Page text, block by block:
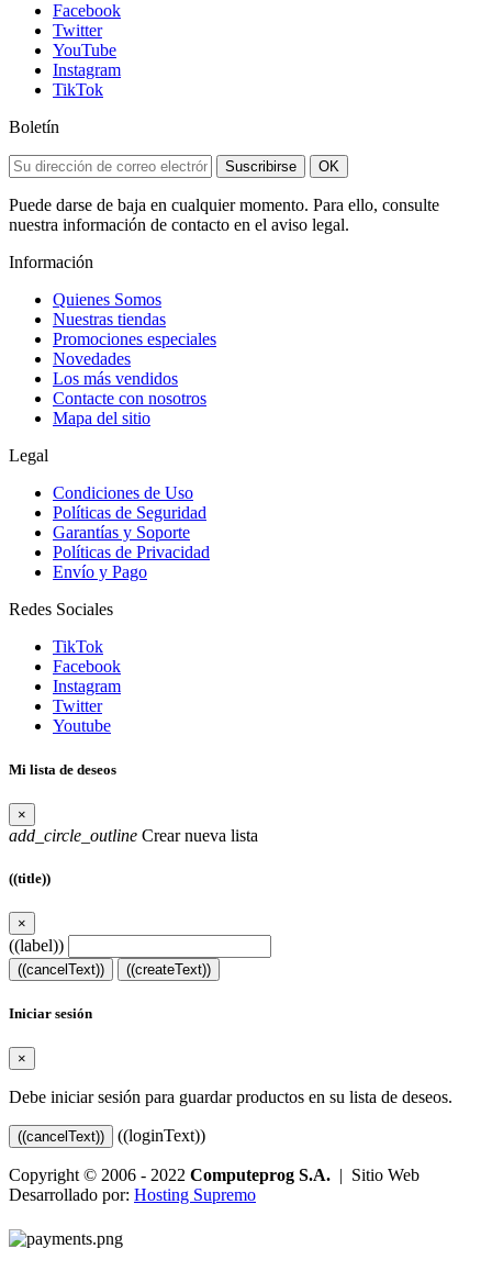
Facebook
Twitter
YouTube
Instagram
TikTok
Boletín
Suscribirse OK
Puede darse de baja en cualquier momento. Para ello, consulte
nuestra información de contacto en el aviso legal.
Información
Quienes Somos
Nuestras tiendas
Promociones especiales
Novedades
Los más vendidos
Contacte con nosotros
Mapa del sitio
Legal
Condiciones de Uso
Políticas de Seguridad
Garantías y Soporte
Políticas de Privacidad
Envío y Pago
Redes Sociales
TikTok
Facebook
Instagram
Twitter
Youtube
Mi lista de deseos
×
add_circle_outline Crear nueva lista
((title))
×
((label))
((cancelText)) ((createText))
Iniciar sesión
×
Debe iniciar sesión para guardar productos en su lista de deseos.
((cancelText)) ((loginText))
Copyright © 2006 - 2022 Computeprog S.A. | Sitio Web
Desarrollado por: Hosting Supremo